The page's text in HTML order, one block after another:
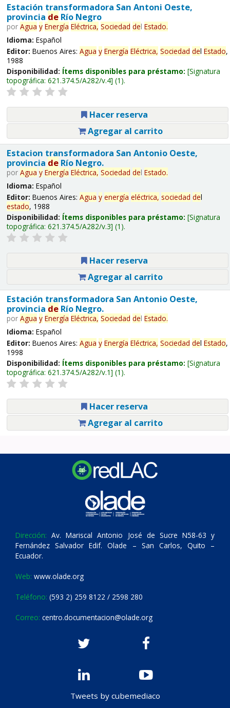
Estación transformadora San Antoni Oeste,
provincia deRío Negro
por Agua y Energía Eléctrica, Sociedad del Estado.
Idioma: Español
Editor: Buenos Aires: Agua y Energía Eléctrica, Sociedad del Estado,
1988
Disponibilidad: Ítems disponibles para préstamo: Signatura
topográfica: 621.374.5/A282/v.4 (1).
Hacer reserva
Agregar al carrito
Estacion transformadora San Antonio Oeste,
provincia deRío Negro.
por Agua y Energía Eléctrica, Sociedad del Estado.
Idioma: Español
Editor: Buenos Aires: Agua y energía eléctrica, sociedad del
estado, 1988
Disponibilidad: Ítems disponibles para préstamo: Signatura
topográfica: 621.374.5/A282/v.3 (1).
Hacer reserva
Agregar al carrito
Estación transformadora San Antonio Oeste,
provincia deRío Negro.
por Agua y Energía Eléctrica, Sociedad del Estado.
Idioma: Español
Editor: Buenos Aires: Agua y Energía Eléctrica, Sociedad del Estado,
1998
Disponibilidad: Ítems disponibles para préstamo: Signatura
topográfica: 621.374.5/A282/v.1 (1).
Hacer reserva
Agregar al carrito
Dirección: Av. Mariscal Antonio José de Sucre N58-63 y
Fernández Salvador Edif. Olade – San Carlos, Quito –
Ecuador.
Web: www.olade.org
Teléfono: (593 2) 259 8122 / 2598 280
Correo: centro.documentacion@olade.org
Tweets by cubemediaco